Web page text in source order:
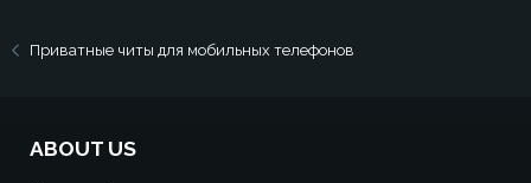
Приватные читы для мобильных телефонов
ABOUT US